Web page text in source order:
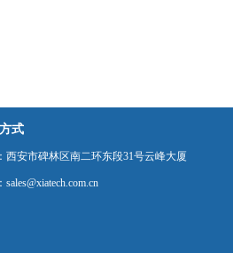
式
西安市碑林区南二环东段31号云峰大厦
sales@xiatech.com.cn